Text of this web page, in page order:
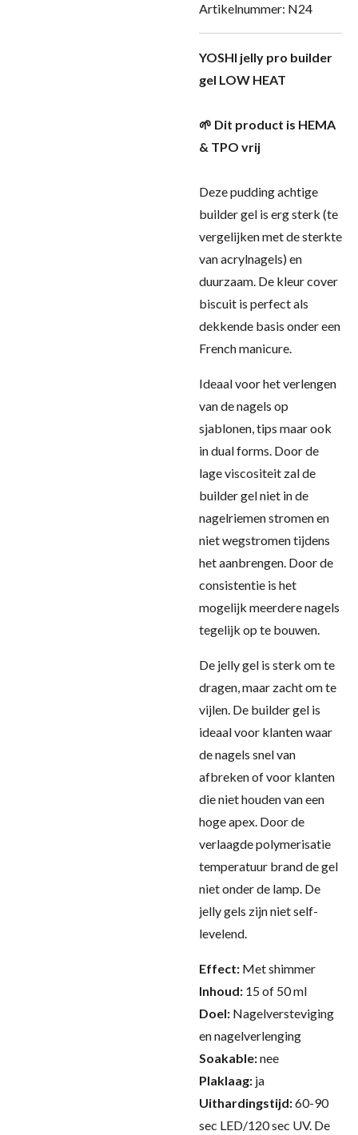
Artikelnummer: N24
YOSHI jelly pro builder
gel LOW HEAT
🌱 Dit product is HEMA
& TPO vrij
Deze pudding achtige
builder gel is erg sterk (te
vergelijken met de sterkte
van acrylnagels) en
duurzaam. De kleur cover
biscuit is perfect als
dekkende basis onder een
French manicure.
Ideaal voor het verlengen
van de nagels op
sjablonen, tips maar ook
in dual forms. Door de
lage viscositeit zal de
builder gel niet in de
nagelriemen stromen en
niet wegstromen tijdens
het aanbrengen. Door de
consistentie is het
mogelijk meerdere nagels
tegelijk op te bouwen.
De jelly gel is sterk om te
dragen, maar zacht om te
vijlen. De builder gel is
ideaal voor klanten waar
de nagels snel van
afbreken of voor klanten
die niet houden van een
hoge apex. Door de
verlaagde polymerisatie
temperatuur brand de gel
niet onder de lamp. De
jelly gels zijn niet self-
levelend.
Effect: Met shimmer
Inhoud: 15 of 50 ml
Doel: Nagelversteviging
en nagelverlenging
Soakable:nee
Plaklaag: ja
Uithardingstijd:60-90
sec LED/120 sec UV. De